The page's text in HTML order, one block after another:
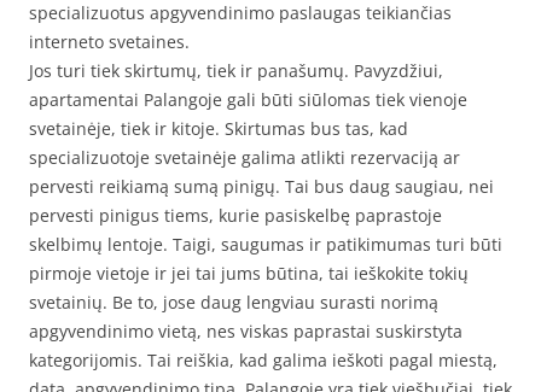
specializuotus apgyvendinimo paslaugas teikiančias
interneto svetaines.
Jos turi tiek skirtumų, tiek ir panašumų. Pavyzdžiui,
apartamentai Palangoje gali būti siūlomas tiek vienoje
svetainėje, tiek ir kitoje. Skirtumas bus tas, kad
specializuotoje svetainėje galima atlikti rezervaciją ar
pervesti reikiamą sumą pinigų. Tai bus daug saugiau, nei
pervesti pinigus tiems, kurie pasiskelbę paprastoje
skelbimų lentoje. Taigi, saugumas ir patikimumas turi būti
pirmoje vietoje ir jei tai jums būtina, tai ieškokite tokių
svetainių. Be to, jose daug lengviau surasti norimą
apgyvendinimo vietą, nes viskas paprastai suskirstyta
kategorijomis. Tai reiškia, kad galima ieškoti pagal miestą,